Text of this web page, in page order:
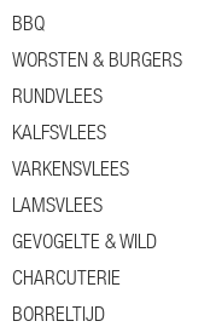
BBQ
WORSTEN & BURGERS
RUNDVLEES
KALFSVLEES
VARKENSVLEES
LAMSVLEES
GEVOGELTE & WILD
CHARCUTERIE
BORRELTIJD